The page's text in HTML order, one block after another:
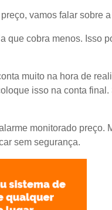
vamos falar sobre
que cobra menos. Isso
muito na hora de
isso na conta
monitorado preço.
sem segurança.